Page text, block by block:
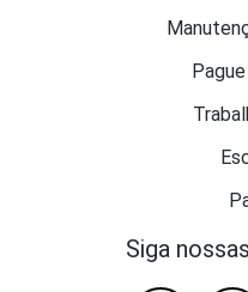
Siga nossas